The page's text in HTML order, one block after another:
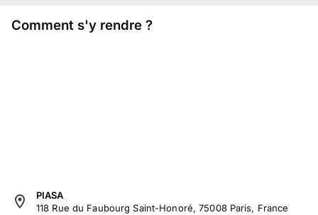
Comment s'y rendre ?
PIASA
118 Rue du Faubourg Saint-Honoré, 75008 Paris, France